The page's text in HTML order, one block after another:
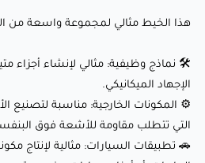
✅ أداء عالي: الخصائص الميكانيكية
البنفسجية، ومقاومة الحرارة تجعله
✅ تشوه أقل: يضمن طباعة مستقرة
هذا الخيط مثالي لمجموعة واسعة من
🛠️ نماذج وظيفية: مثالي لإنشاء أجزاء
الإجهاد الميكانيكي.
⚙️ المكونات الخارجية: مناسبة لتصنيع
التي تتطلب مقاومة للأشعة فوق
🚗 تطبيقات السيارات: مثالية لإنتاج